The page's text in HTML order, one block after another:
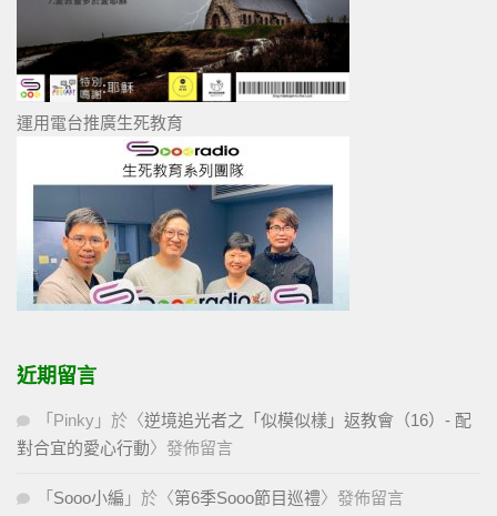
運用電台推廣生死教育
近期留言
「 Pinky 」於〈逆境追光者之「似模似樣」返教會（16）- 配
對合宜的愛心行動〉發佈留言
「 Sooo小編 」於〈第6季Sooo節目巡禮〉發佈留言